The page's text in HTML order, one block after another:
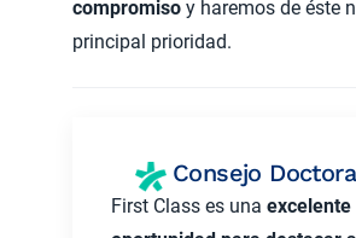
compromiso y haremos de éste
principal prioridad.
Consejo
First Class es una excelente